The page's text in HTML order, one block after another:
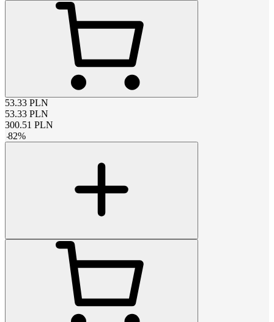
53.33 PLN
53.33 PLN
300.51 PLN
-82%